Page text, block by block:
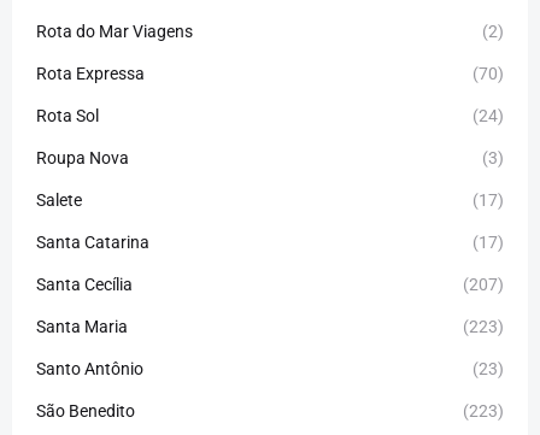
Rota do Mar Viagens (2)
Rota Expressa (70)
Rota Sol (24)
Roupa Nova (3)
Salete (17)
Santa Catarina (17)
Santa Cecília (207)
Santa Maria (223)
Santo Antônio (23)
São Benedito (223)